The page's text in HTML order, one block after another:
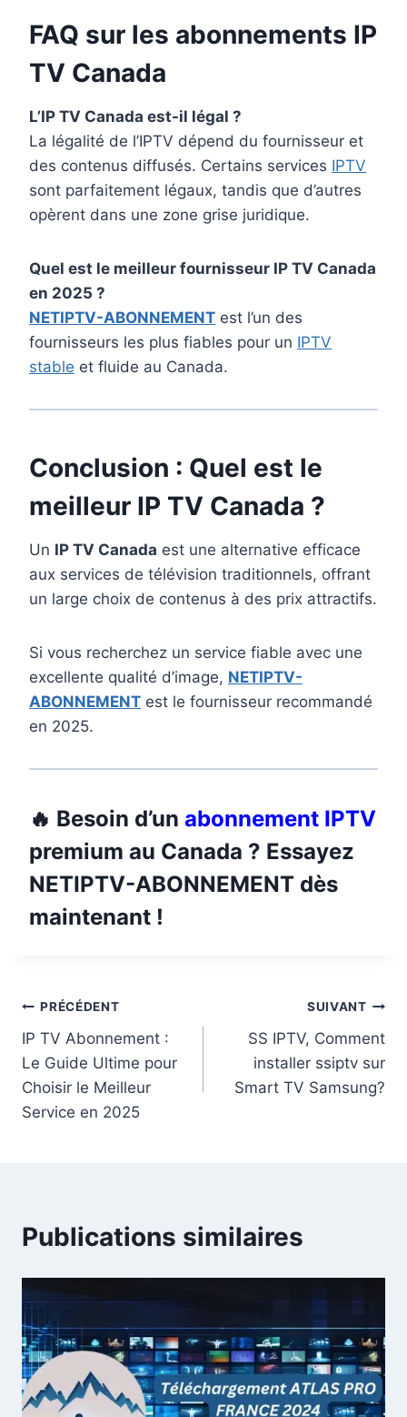
FAQ sur les abonnements IP
TV Canada
L’IP TV Canada est-il légal ?
La légalité de l’IPTV dépend du fournisseur et
des contenus diffusés. Certains services IPTV
sont parfaitement légaux, tandis que d’autres
opèrent dans une zone grise juridique.
Quel est le meilleur fournisseur IP TV Canada
en 2025 ?
NETIPTV-ABONNEMENT est l’un des
fournisseurs les plus fiables pour un IPTV
stable et fluide au Canada.
Conclusion : Quel est le
meilleur IP TV Canada ?
Un IP TV Canada est une alternative efficace
aux services de télévision traditionnels, offrant
un large choix de contenus à des prix attractifs.
Si vous recherchez un service fiable avec une
excellente qualité d’image, NETIPTV-
ABONNEMENT est le fournisseur recommandé
en 2025.
🔥 Besoin d’un abonnement IPTV
premium au Canada ? Essayez
NETIPTV-ABONNEMENT dès
maintenant !
PRÉCÉDENT
IP TV Abonnement :
Le Guide Ultime pour
Choisir le Meilleur
Service en 2025
SUIVANT
SS IPTV, Comment
installer ssiptv sur
Smart TV Samsung?
Publications similaires